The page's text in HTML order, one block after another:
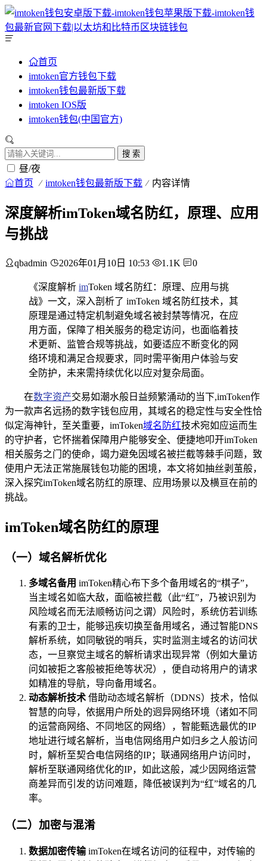
首页
imtoken官方钱包下载
imtoken钱包最新版下载
imtoken IOS版
imtoken钱包(中国官方)
搜 索
昼/夜
首页 imtoken钱包最新版下载 内容详情
深度解析imToken域名防红，原理、应用
与挑战
qbadmin 2026年01月10日 10:53 1.1K 0
《深度解析 imToken 域名防红：原理、应用与挑
战》一文，深入剖析了 imToken 域名防红技术，其
原理是通过特定机制避免域名被封禁等情况，在应
用方面，保障了相关服务的稳定访问，也面临着技
术更新、监管合规等挑战，如要适应不断变化的网
络环境和满足合规要求，同时需平衡用户体验与安
全防护，未来需持续优化以应对复杂局面。
在数字资产交易如潮水般日益频繁涌动的当下,imToken作
为一款声名远扬的数字钱包应用，其域名的稳定性与安全性恰
似定海神针，至关重要，imToken域名防红技术宛如应运而生
的守护者，它怀揣着保障用户能够安全、便捷地叩开imToken
相关服务之门的使命，竭力避免因域名被拦截等棘手问题，致
使用户无法正常施展钱包功能的困境，本文将如抽丝剥茧般，
深入探究imToken域名防红的原理、应用场景以及横亘在前的
挑战。
imToken域名防红的原理
（一）域名解析优化
多域名备用 imToken精心布下多个备用域名的“棋子”，
当主域名如临大敌，面临被拦截（此“红”，乃被识别为
风险域名而无法顺畅访问之谓）风险时，系统仿若训练
有素的卫士，能够迅疾切换至备用域名，通过智能DNS
解析系统，如同敏锐的哨兵，实时监测主域名的访问状
态，一旦察觉主域名的解析请求出现异常（例如大量访
问如被拒之客般被拒绝等状况），便自动将用户的请求
如精准的导航，导向备用域名。
动态解析技术 借助动态域名解析（DDNS）技术，恰似
智慧的向导，依据用户所处的迥异网络环境（诸如不同
的运营商网络、不同地区的网络），智能甄选最优的IP
地址进行域名解析，当电信网络用户如归乡之人般访问
时，解析至契合电信网络的IP；联通网络用户访问时，
解析至联通网络优化的IP，如此这般，减少因网络运营
商差异而引发的访问难题，降低被误判为“红”域名的几
率。
（二）加密与混淆
数据加密传输imToken在域名访问的征程中，对传输的